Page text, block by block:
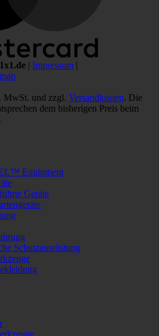
| Impressum |
MwSt. und zzgl. Versandkosten. Die
dem bisherigen Preis beim
Equipment
Geräte
Schutzausrüstung